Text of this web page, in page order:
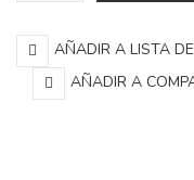
AÑADIR A LISTA
AÑADIR A